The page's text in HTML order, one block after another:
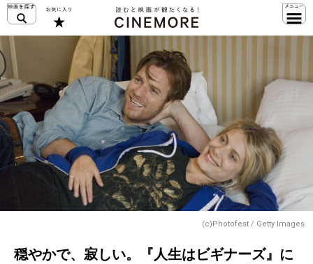
(c)Photofest / Getty Images
穏やかで、寂しい。『人生はビギナーズ』に